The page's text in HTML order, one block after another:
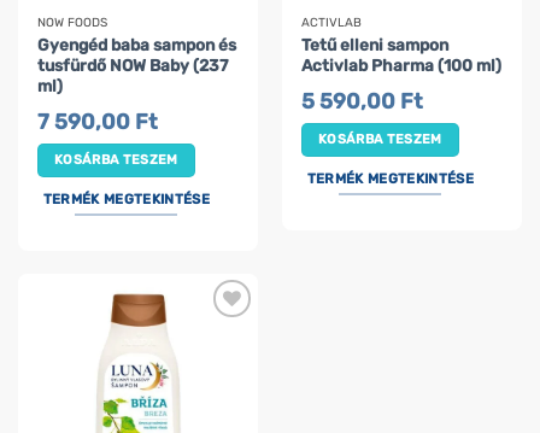
NOW FOODS
Gyengéd baba sampon és
tusfürdő NOW Baby (237
ml)
7 590,00 Ft
KOSÁRBA TESZEM
TERMÉK MEGTEKINTÉSE
ACTIVLAB
Tetű elleni sampon
Activlab Pharma (100 ml)
5 590,00 Ft
KOSÁRBA TESZEM
TERMÉK MEGTEKINTÉSE